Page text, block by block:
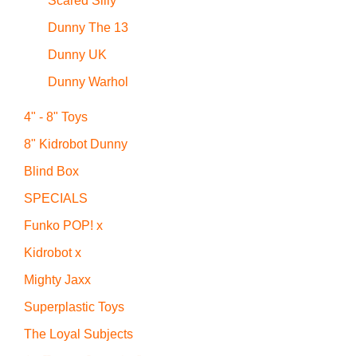
Dunny The 13
Dunny UK
Dunny Warhol
4" - 8" Toys
8" Kidrobot Dunny
Blind Box
SPECIALS
Funko POP! x
Kidrobot x
Mighty Jaxx
Superplastic Toys
The Loyal Subjects